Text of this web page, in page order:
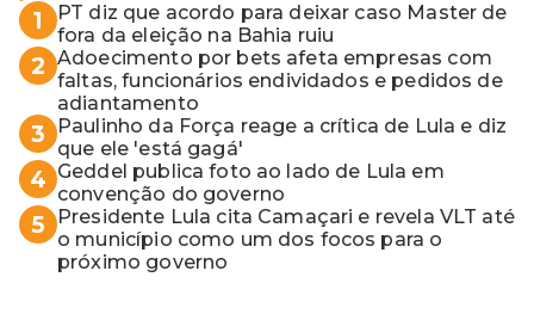
1
PT diz que acordo para deixar caso Master de
fora da eleição na Bahia ruiu
2 Adoecimento por bets afeta empresas com
faltas, funcionários endividados e pedidos de
adiantamento
3
Paulinho da Força reage a crítica de Lula e diz
que ele 'está gagá'
4 Geddel publica foto ao lado de Lula em
convenção do governo
5
Presidente Lula cita Camaçari e revela VLT até
o município como um dos focos para o
próximo governo